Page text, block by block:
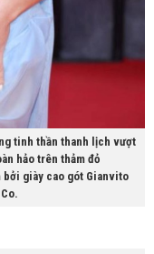
tinh thần thanh lịch vượt
hảo trên thảm đỏ
bởi giày cao gót Gianvito